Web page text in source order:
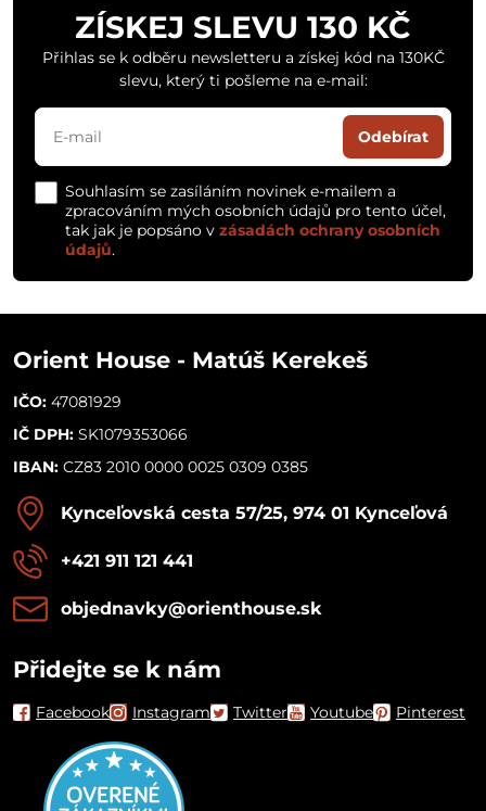
ZÍSKEJ SLEVU 130 KČ
Přihlas se k odběru newsletteru a získej kód na 130KČ
slevu, který ti pošleme na e-mail:
Odebírat
Souhlasím se zasíláním novinek e-mailem a
zpracováním mých osobních údajů pro tento účel,
tak jak je popsáno v zásadách ochrany osobních
údajů.
Orient House - Matúš Kerekeš
IČO: 47081929
IČ DPH: SK1079353066
IBAN: CZ83 2010 0000 0025 0309 0385
Kynceľovská cesta 57/25, 974 01 Kynceľová
+421 911 121 441
objednavky​@orienthouse​.sk
Přidejte se k nám
Facebook Instagram Twitter Youtube Pinterest